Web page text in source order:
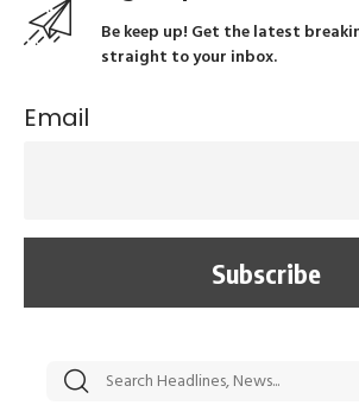
Be keep up! Get the latest
straight to your inbox.
Email
सट्टेबाजी में अरेस्ट हुए
रोज